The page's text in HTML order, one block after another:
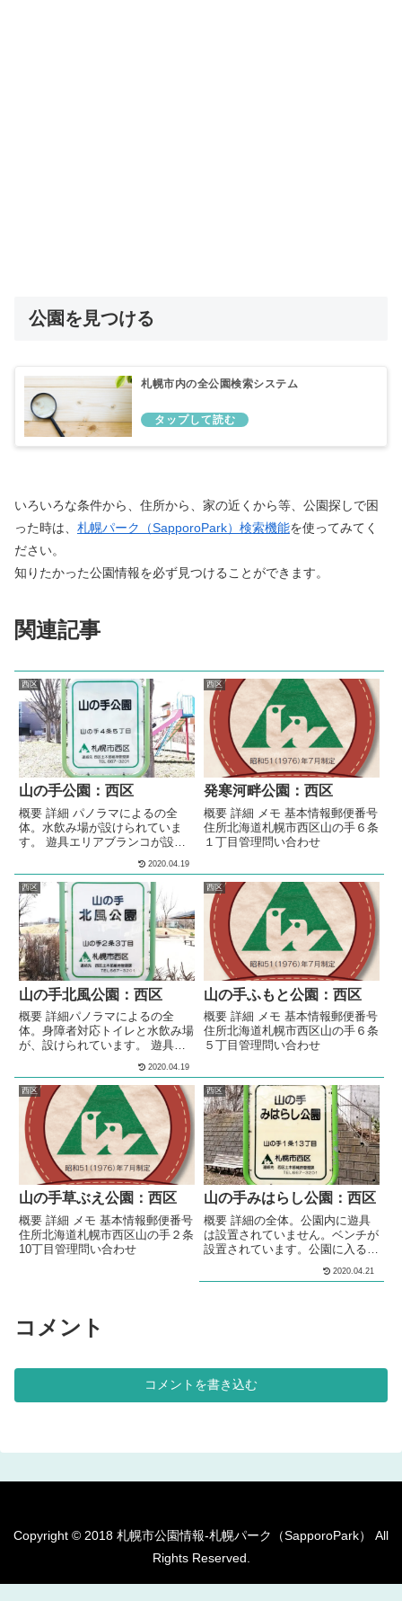
公園を見つける
札幌市内の全公園検索システム
いろいろな条件から、住所から、家の近くから等、公園探しで困
った時は、 札幌パーク（SapporoPark）検索機能を使ってみてく
ださい。
知りたかった公園情報を必ず見つけることができます。
関連記事
西区
山の手公園：西区
概要 詳細 パノラマによるの全
体。水飲み場が設けられていま
す。 遊具エリアブランコが設置
れています。シーソーが設置され
ています。4段階の高さの鉄棒が
設置されています。砂場が設けら
れています。複数の種類のベンチ
が、公園内に複数設置されていま
す。 メモ西区の住宅街の中にあ
る、公園です。水飲み場が設けら
れています。 基本情報郵便番号
〒063-0004住所北海道札幌市西
区山の...
2020.04.19
西区
発寒河畔公園：西区
概要 詳細 メモ 基本情報郵便番号
住所北海道札幌市西区山の手６条
１丁目管理問い合わせ
西区
山の手北風公園：西区
概要 詳細パノラマによるの全
体。身障者対応トイレと水飲み場
が、設けられています。 遊具エ
ョン遊具が設置されています。ブ
ランコが設置されています。うん
てい遊具が設置されています。3
段階の高さの鉄棒が設置されてい
ます。幼児が遊べる衝立遊具が設
置されています。スプリング遊具
が設置されています。砂場が設け
られています。シェルター型のあ
ずま屋が、設けられています。
スキー山2メ...
2020.04.19
西区
山の手ふもと公園：西区
概要 詳細 メモ 基本情報郵便番号
住所北海道札幌市西区山の手６条
５丁目管理問い合わせ
西区
山の手草ぶえ公園：西区
概要 詳細 メモ 基本情報郵便番号
住所北海道札幌市西区山の手２条
10丁目管理問い合わせ
西区
山の手みはらし公園：西区
概要 詳細の全体。公園内に遊具
は設置されていません。ベンチが
設置されています。公園に入るに
メモ中央区の住宅街の中にある、
2020.04.21
コメント
コメントを書き込む
Copyright © 2018 札幌市公園情報-札幌パーク（SapporoPark） All
Rights Reserved.